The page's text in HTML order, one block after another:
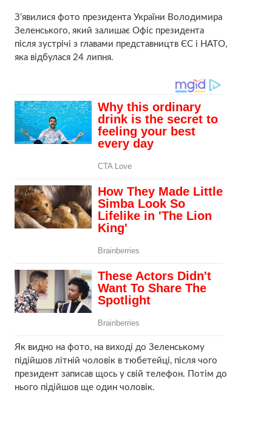
З’явилися фото президента України Володимира
Зеленського, який залишає Офіс президента
після зустрічі з главами представництв ЄС і НАТО,
яка відбулася 24 липня.
Як видно на фото, на виході до Зеленському
підійшов літній чоловік в тюбетейці, після чого
президент записав щось у свій телефон. Потім до
нього підійшов ще один чоловік.